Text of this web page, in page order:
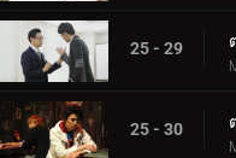
25 - 29
25 - 30